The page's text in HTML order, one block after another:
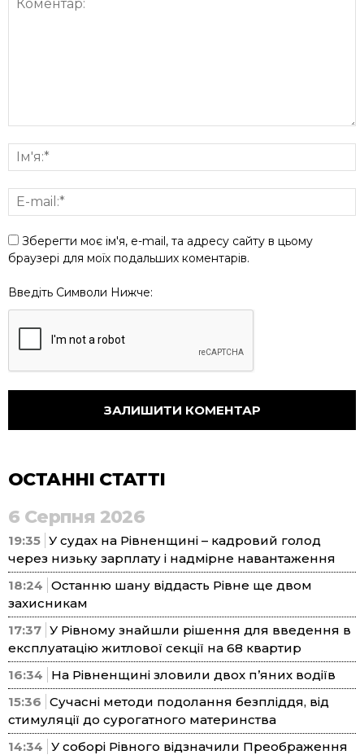
Зберегти моє ім'я, e-mail, та адресу сайту в цьому
браузері для моїх подальших коментарів.
Введіть Символи Нижче:
ОСТАННІ СТАТТІ
6 Серпня 2026
19:35 У судах на Рівненщині – кадровий голод
через низьку зарплату і надмірне навантаження
18:24 Останню шану віддасть Рівне ще двом
захисникам
17:37 У Рівному знайшли рішення для введення в
експлуатацію житлової секції на 68 квартир
16:34
На Рівненщині зловили двох п’яних водіїв
15:36 Сучасні методи подолання безпліддя, від
стимуляції до сурогатного материнства
14:34 У соборі Рівного відзначили Преображення